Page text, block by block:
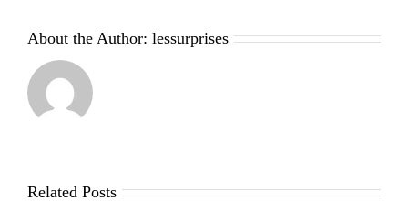
About the Author: lessurprises
Related Posts